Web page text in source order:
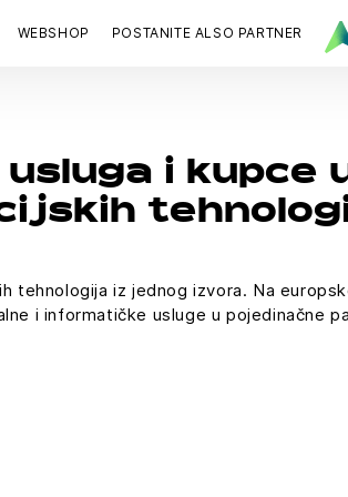
WEBSHOP POSTANITE ALSO PARTNER
i kupce
tehnologija iz jednog izvora. Na
i informatičke usluge u pojedinačne